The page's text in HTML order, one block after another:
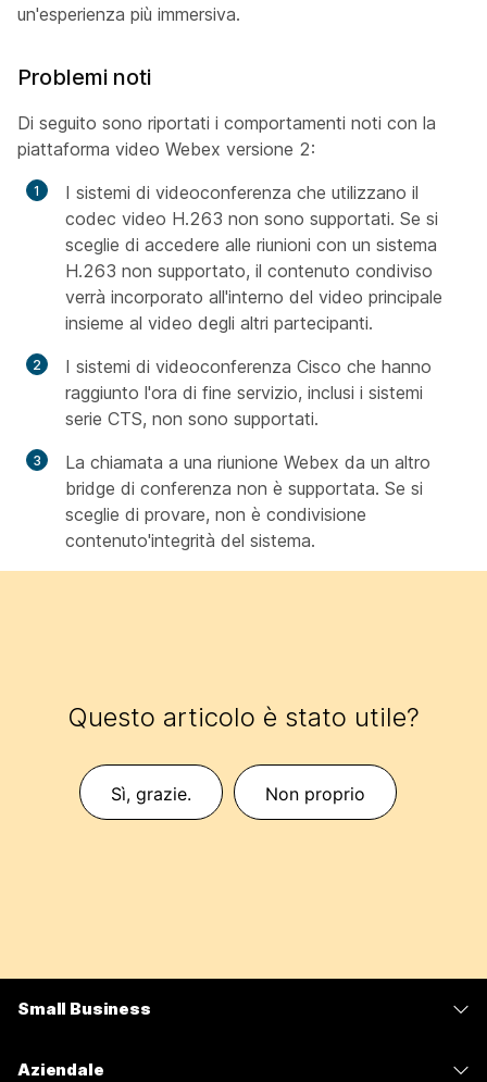
un'esperienza più immersiva.
Problemi noti
Di seguito sono riportati i comportamenti noti con la
piattaforma video Webex versione 2:
I sistemi di videoconferenza che utilizzano il
codec video H.263 non sono supportati. Se si
sceglie di accedere alle riunioni con un sistema
H.263 non supportato, il contenuto condiviso
verrà incorporato all'interno del video principale
insieme al video degli altri partecipanti.
I sistemi di videoconferenza Cisco che hanno
raggiunto l'ora di fine servizio, inclusi i sistemi
serie CTS, non sono supportati.
La chiamata a una riunione Webex da un altro
bridge di conferenza non è supportata. Se si
sceglie di provare, non è condivisione
contenuto'integrità del sistema.
Questo articolo è stato utile?
Sì, grazie. Non proprio
Small Business
Aziendale